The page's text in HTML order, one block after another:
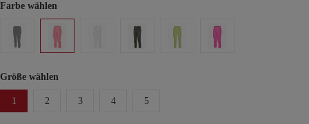
Farbe wählen
Größe wählen
1 2 3 4 5